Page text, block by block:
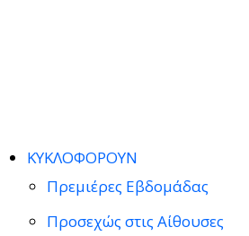
ΚΥΚΛΟΦΟΡΟΥΝ
Πρεμιέρες Εβδομάδας
Προσεχώς στις Αίθουσες